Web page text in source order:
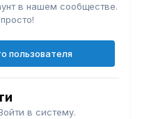
в нашем сообществе.
пользователя
в систему.